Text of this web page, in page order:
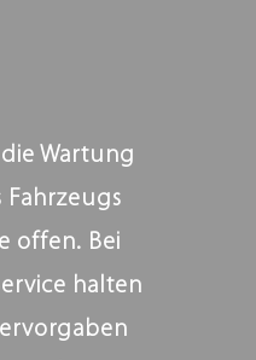
Wartung
offen. Bei
halten